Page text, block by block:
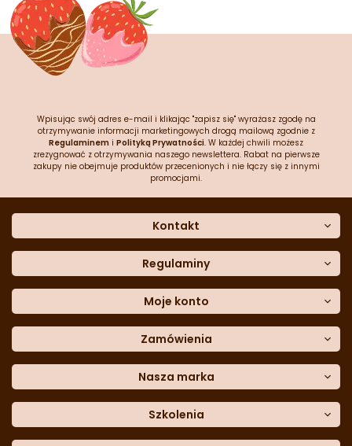
Wpisując swój adres e-mail i klikając "zapisz się" wyrażasz zgodę na
otrzymywanie informacji marketingowych drogą mailową zgodnie z
Regulaminem i Polityką Prywatności. W każdej chwili możesz
zrezygnować z otrzymywania naszego newslettera. Rabat na pierwsze
zakupy nie obejmuje produktów przecenionych i nie łączy się z innymi
promocjami.
Kontakt
Dane kontaktowe
Często zadawane pytania
Sklep stacjonarny
Formularz kontaktowy
Blog
telefon:601 767 272
Regulaminy
Polityka prywatności
Polityka cookies
Polityka reklamacji
Polityka zwrotów
Dostępność cyfrowa
Moje konto
Moje dane
Historia zamówień
Lista ulubionych
Moje rabaty
Zamówienia
Metody płatności
Dane do przelewu
Formularzreklamacji
Formularzzwrotu
Nasza marka
Trio Gelato
CDN
Szkolenia